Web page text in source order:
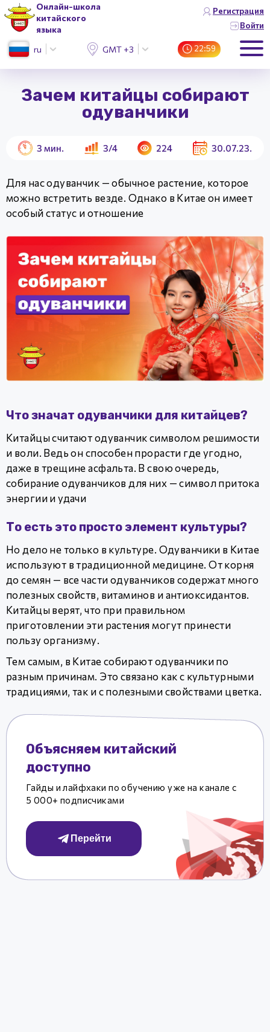
Онлайн-школа
китайского
языка
Регистрация
Войти
ru GMT +3 (Москва) 22:59
Зачем китайцы собирают
одуванчики
3 мин. 3/4 224 30.07.23.
Для нас одуванчик — обычное растение, которое
можно встретить везде. Однако в Китае он имеет
особый статус и отношение
Что значат одуванчики для китайцев?
Китайцы считают одуванчик символом решимости
и воли. Ведь он способен прорасти где угодно,
даже в трещине асфальта. В свою очередь,
собирание одуванчиков для них — символ притока
энергии и удачи
То есть это просто элемент культуры?
Но дело не только в культуре. Одуванчики в Китае
используют в традиционной медицине. От корня
до семян — все части одуванчиков содержат много
полезных свойств, витаминов и антиоксидантов.
Китайцы верят, что при правильном
приготовлении эти растения могут принести
пользу организму.
Тем самым, в Китае собирают одуванчики по
разным причинам. Это связано как с культурными
традициями, так и с полезными свойствами цветка.
Объясняем китайский
доступно
Гайды и лайфхаки по обучению уже на канале с
5 000+ подписчиками
Перейти